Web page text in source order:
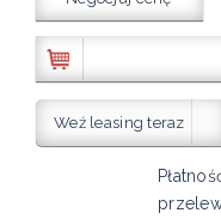
Weź leasing teraz